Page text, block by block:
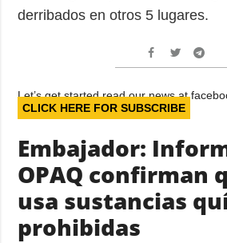
derribados en otros 5 lugares.
Let’s get started read our news at
CLICK HERE FOR SUBSCRIBE
Embajador:
OPAQ confirman
usa sustancias
prohibidas